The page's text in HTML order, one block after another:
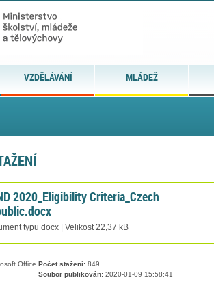
VZDĚLÁVÁNÍ MLÁDEŽ
2020_Eligibility Criteria_Czech
typu docx | Velikost 22,37 kB
Office. Počet stažení:849
Soubor publikován:2020-01-09 15:58:41